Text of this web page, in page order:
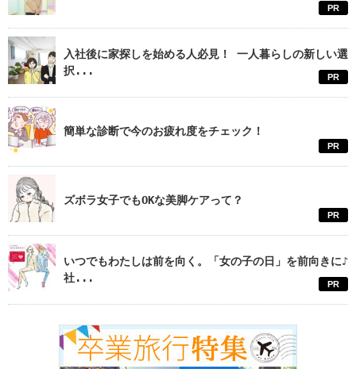
PR
入社後に家探しを始める人必見！ 一人暮らしの新しい選
択...
PR
簡単な診断で今のお疲れ度をチェック！
PR
ズボラ女子でもOKな美脚ケアって？
PR
いつでもわたしは前を向く。「女の子の日」を前向きに♪
社...
PR